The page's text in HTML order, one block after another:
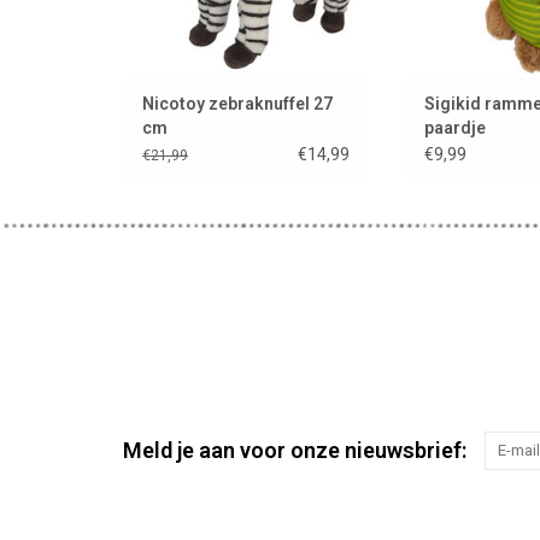
Nicotoy zebraknuffel 27
cm
€21,99 €14,99
Sigikid
paardje
€9,99
Meld je aan voor onze nieuwsbrief: